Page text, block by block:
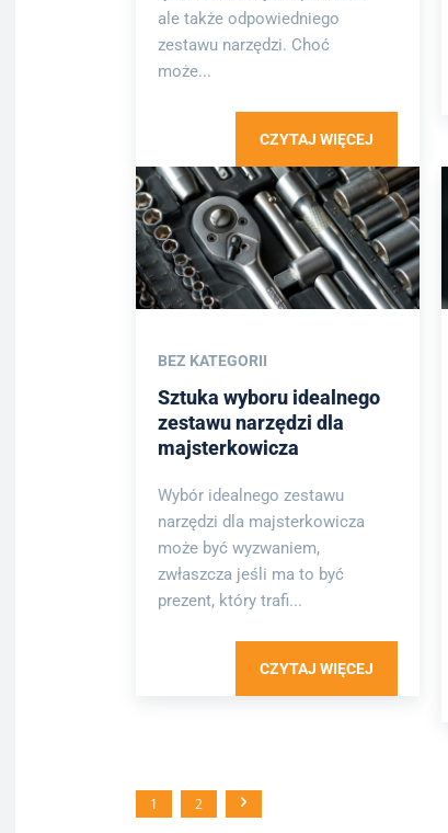
ale także odpowiedniego
zestawu narzędzi. Choć
może...
CZYTAJ WIĘCEJ
BEZ KATEGORII
Sztuka wyboru idealnego
zestawu narzędzi dla
majsterkowicza
Wybór idealnego zestawu
narzędzi dla majsterkowicza
może być wyzwaniem,
zwłaszcza jeśli ma to być
prezent, który trafi...
CZYTAJ WIĘCEJ
1 2